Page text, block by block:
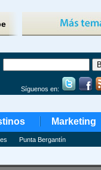
Síguenos en:
Marketing
Punta Bergantín